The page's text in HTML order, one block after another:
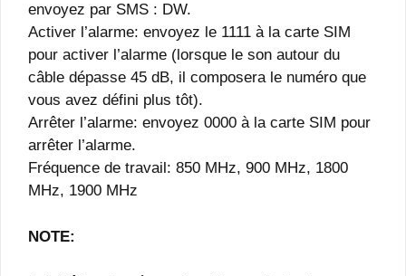
envoyez par SMS : DW.
Activer l’alarme: envoyez le 1111 à la carte SIM
pour activer l’alarme (lorsque le son autour du
câble dépasse 45 dB, il composera le numéro que
vous avez défini plus tôt).
Arrêter l’alarme: envoyez 0000 à la carte SIM pour
arrêter l’alarme.
Fréquence de travail: 850 MHz, 900 MHz, 1800
MHz, 1900 MHz
NOTE: